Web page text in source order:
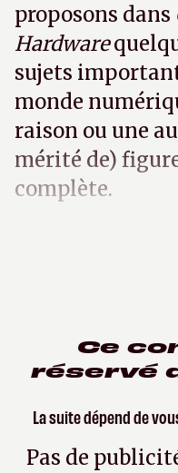
proposons dans
Hardware
sujets
monde
raison ou une
mérité de)
complète.
Ce
réservé
La suite dépend de
Pas de